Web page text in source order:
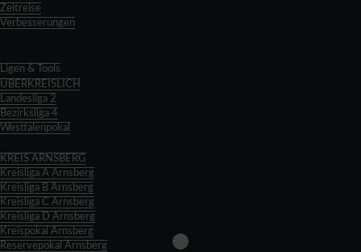
Zeitreise
Verbesserungen
Ligen & Tools
ÜBERKREISLICH
Landesliga 2
Bezirksliga 4
Westfalenpokal
KREIS ARNSBERG
Kreisliga A Arnsberg
Kreisliga B Arnsberg
Kreisliga C Arnsberg
Kreisliga D Arnsberg
Kreispokal Arnsberg
Reservepokal Arnsberg